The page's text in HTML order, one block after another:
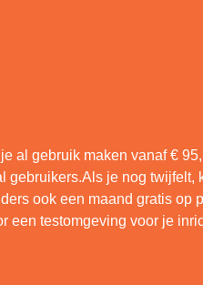
al gebruik maken vanaf €
gebruikers.Als je nog twijfelt,
ook een maand gratis op
een testomgeving voor je